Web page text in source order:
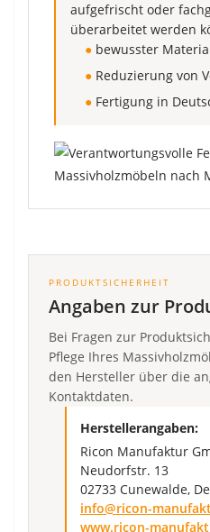
aufgefrischt oder
überarbeitet werden
● bewusster
● Reduzierung von
● Fertigung in
PRODUKTSICHERHEIT
Angaben zur
Bei Fragen zur
Pflege Ihres
den Hersteller über die
Kontaktdaten.
Herstellerangaben:
Ricon Manufaktur
Neudorfstr. 13
02733 Cunewalde,
info@ricon-
www.ricon-